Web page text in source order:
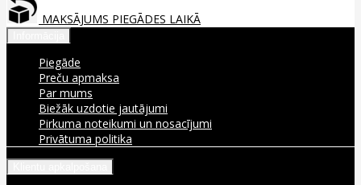
MAKSĀJUMS PIEGĀDES LAIKĀ
Piegāde
Preču apmaksa
Par mums
Biežāk uzdotie jautājumi
Pirkuma noteikumi un nosacījumi
Privātuma politika